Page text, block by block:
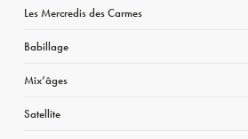
Les Mercredis des Carmes
Babillage
Mix’âges
Satellite